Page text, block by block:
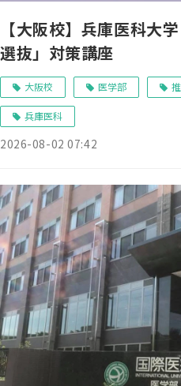
【大阪校】兵庫医科大
選抜」対策講座
大阪校 医学部
兵庫医科
2026-08-02 07:42